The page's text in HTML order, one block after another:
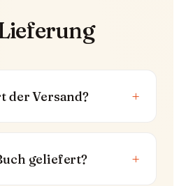
der Versand? +
geliefert? +